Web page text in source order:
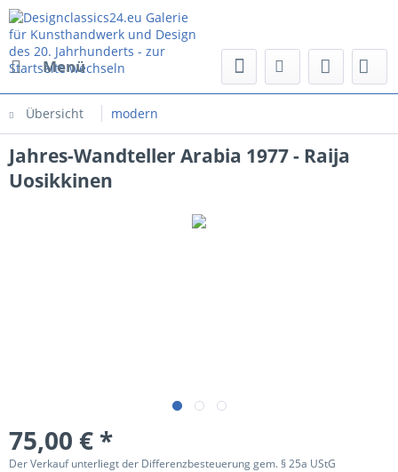
Menü
Übersicht modern
Jahres-Wandteller Arabia 1977 - Raija
Uosikkinen
75,00 € *
Der Verkauf unterliegt der Differenzbesteuerung gem. § 25a UStG